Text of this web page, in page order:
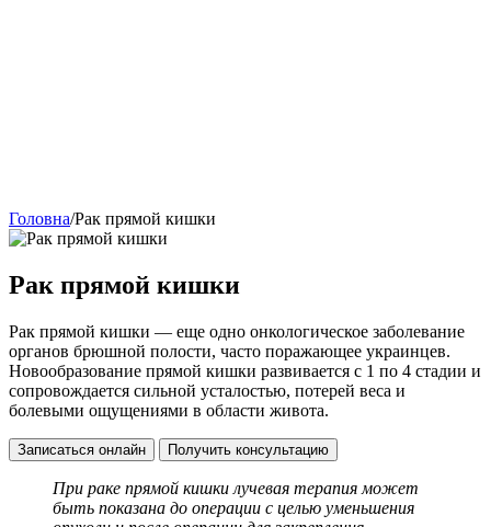
Головна/Рак прямой кишки
Рак прямой кишки
Рак прямой кишки — еще одно онкологическое заболевание
органов брюшной полости, часто поражающее украинцев.
Новообразование прямой кишки развивается с 1 по 4 стадии и
сопровождается сильной усталостью, потерей веса и
болевыми ощущениями в области живота.
Записаться онлайн Получить консультацию
При раке прямой кишки лучевая терапия может
быть показана до операции с целью уменьшения